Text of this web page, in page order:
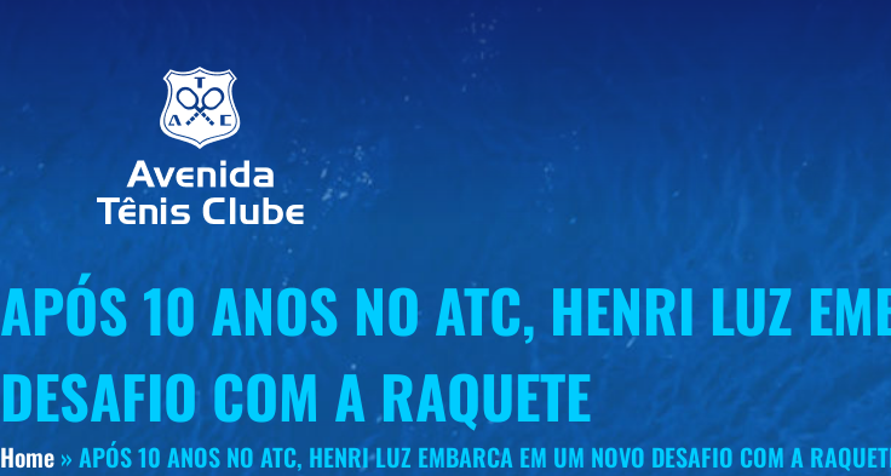
APÓS 10 ANOS NO ATC, HENRI LUZ
DESAFIO COM A RAQUETE
Home » APÓS 10 ANOS NO ATC, HENRI LUZ EMBARCA EM UM NOVO DESAFIO COM A